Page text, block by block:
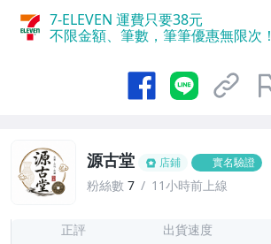
7-ELEVEN 運費只要38元
不限金額、筆數，筆筆優惠無限次！
源古堂 店鋪 實名驗證
粉絲數 7 11小時前上線
正評 出貨速度